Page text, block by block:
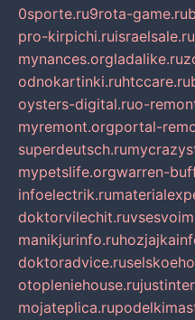
0sporte.ru9rota-game.ru
pro-kirpichi.ruisraelsale.ru
mynances.orgladalike.ru
odnokartinki.ruhtccare.ru
oysters-digital.ruo-
myremont.orgportal-
superdeutsch.ru
mypetslife.orgwarren-
infoelectrik.ru
doktorvilechit.ru
manikjurinfo.ru
doktoradvice.ru
otopleniehouse.ru
mojateplica.ru